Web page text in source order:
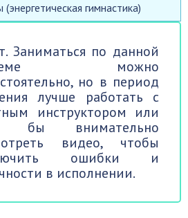
гимнастика)
Заниматься по данной
можно
но в период
лучше работать с
инструктором или
бы внимательно
видео, чтобы
ошибки и
в исполнении.